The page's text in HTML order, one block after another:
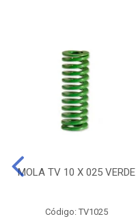
MOLA TV 10 X 025 VERDE
Código: TV1025